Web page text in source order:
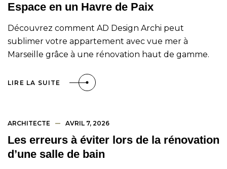
Espace en un Havre de Paix
Découvrez comment AD Design Archi peut
sublimer votre appartement avec vue mer à
Marseille grâce à une rénovation haut de gamme.
LIRE LA SUITE
ARCHITECTE AVRIL 7, 2026
Les erreurs à éviter lors de la rénovation
d’une salle de bain